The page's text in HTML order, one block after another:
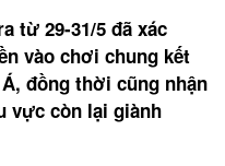
từ 29-31/5 đã xác
vào chơi chung kết
đồng thời cũng nhận
vực còn lại giành